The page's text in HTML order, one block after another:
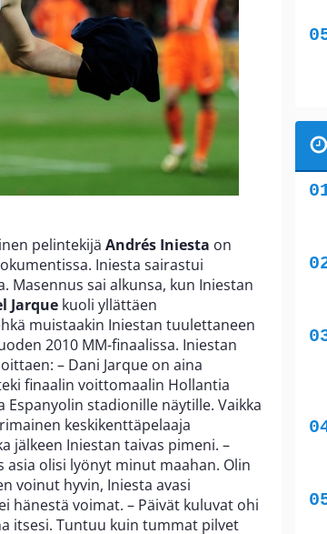
pelintekijä Andrés Iniesta on
Iniesta sairastui
Masennus sai alkunsa, kun Iniestan
Jarque kuoli yllättäen
muistaakin Iniestan tuulettaneen
2010 MM-finaalissa. Iniestan
– Dani Jarque on aina
finaalin voittomaalin Hollantia
stadionille näytille. Vaikka
keskikenttäpelaaja
jälkeen Iniestan taivas pimeni. –
asia olisi lyönyt minut maahan. Olin
voinut hyvin, Iniesta avasi
hänestä voimat. – Päivät kuluvat ohi
itsesi. Tuntuu kuin tummat pilvet